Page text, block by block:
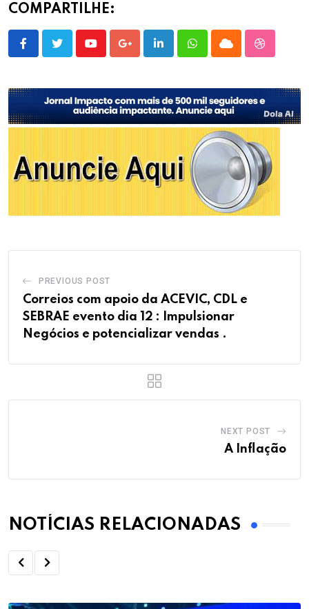
COMPARTILHE:
YoutubeGoogle+LinkedInWhatsappCloud
PREVIOUS POST
Correios com apoio da ACEVIC, CDL e
SEBRAE evento dia 12 : Impulsionar
Negócios e potencializar vendas .
NEXT POST
A Inflação
NOTÍCIAS RELACIONADAS